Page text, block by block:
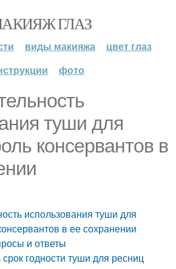
ГЛАЗ
виды макияжа
цвет глаз
фото
туши для
консервантов в
использования туши для
в ее сохранении
и ответы
годности туши для ресниц